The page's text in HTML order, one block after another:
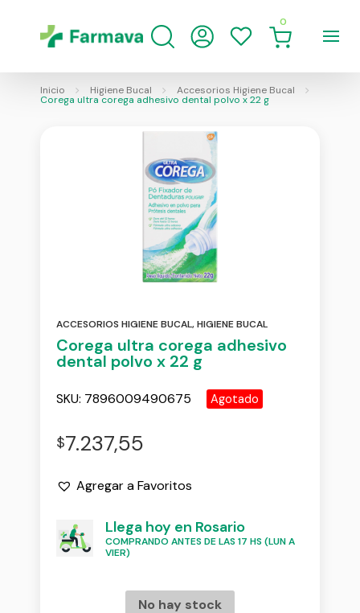
0
Inicio Higiene Bucal Accesorios Higiene Bucal
Corega ultra corega adhesivo dental polvo x 22 g
ACCESORIOS HIGIENE BUCAL,HIGIENE BUCAL
Corega ultra corega adhesivo
dental polvo x 22 g
SKU: 7896009490675 Agotado
$7.237,55
Agregar a Favoritos
Llega hoy en Rosario
COMPRANDO ANTES DE LAS 17 HS (LUN A
VIER)
No hay stock